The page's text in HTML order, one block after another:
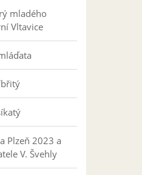
mladého
Vltavice
Plzeň 2023 a
V. Švehly